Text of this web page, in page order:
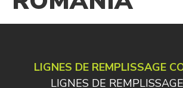
LIGNES DE REMPLISSAGE
LIGNES DE